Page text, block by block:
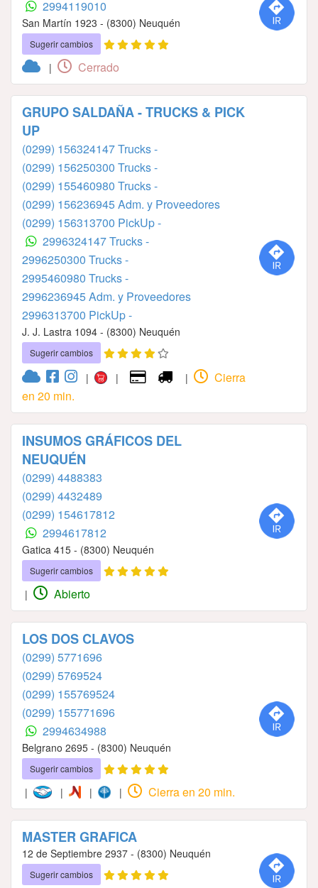
2994119010
San Martín 1923 - (8300) Neuquén
Sugerir cambios
| Cerrado
GRUPO SALDAÑA - TRUCKS & PICK
UP
(0299) 156324147 Trucks -
(0299) 156250300 Trucks -
(0299) 155460980 Trucks -
(0299) 156236945 Adm. y Proveedores
(0299) 156313700 PickUp -
2996324147 Trucks -
2996250300 Trucks -
2995460980 Trucks -
2996236945 Adm. y Proveedores
2996313700 PickUp -
J. J. Lastra 1094 - (8300) Neuquén
Sugerir cambios
| | |
Cierra
en 20 min.
INSUMOS GRÁFICOS DEL
NEUQUÉN
(0299) 4488383
(0299) 4432489
(0299) 154617812
2994617812
Gatica 415 - (8300) Neuquén
Sugerir cambios
| Abierto
LOS DOS CLAVOS
(0299) 5771696
(0299) 5769524
(0299) 155769524
(0299) 155771696
2994634988
Belgrano 2695 - (8300) Neuquén
Sugerir cambios
| | | | Cierra en 20 min.
MASTER GRAFICA
12 de Septiembre 2937 - (8300) Neuquén
Sugerir cambios